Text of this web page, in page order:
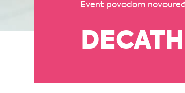
Event povodom